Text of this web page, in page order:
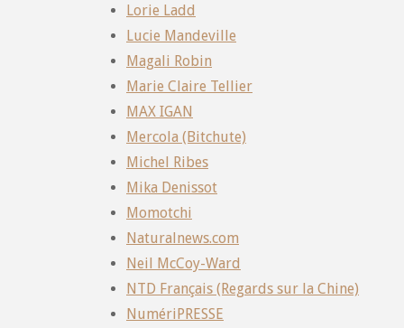
Lorie Ladd
Lucie Mandeville
Magali Robin
Marie Claire Tellier
MAX IGAN
Mercola (Bitchute)
Michel Ribes
Mika Denissot
Momotchi
Naturalnews.com
Neil McCoy-Ward
NTD Français (Regards sur la Chine)
NumériPRESSE